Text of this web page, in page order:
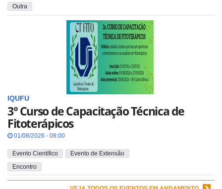
Outra
IQUFU
3° Curso de Capacitação Técnica de
Fitoterápicos
01/08/2026 - 08:00
Evento Científico
Evento de Extensão
Encontro